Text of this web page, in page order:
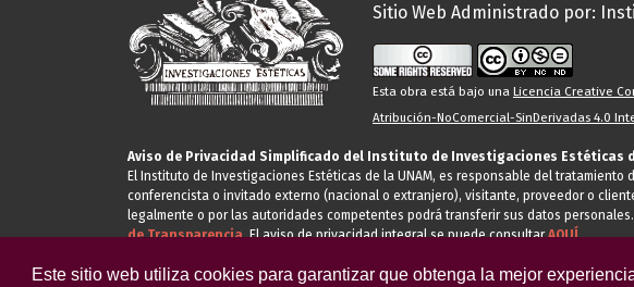
Este sitio web utiliza cookies para garantizar que obtenga la mejor
Sitio Web Administrado por:
Esta obra está bajo una Licencia Creative
Atribución-NoComercial-SinDerivadas 4.0
Aviso de Privacidad Simplificado del Instituto de Investigaciones Estéticas
El Instituto de Investigaciones Estéticas de la UNAM, es responsable del
conferencista o invitado externo (nacional o extranjero), visitante, proveedor o
legalmente o por las autoridades competentes podrá transferir sus datos
de Transparencia.El aviso de privacidad integral se puede consultarAQUÍ